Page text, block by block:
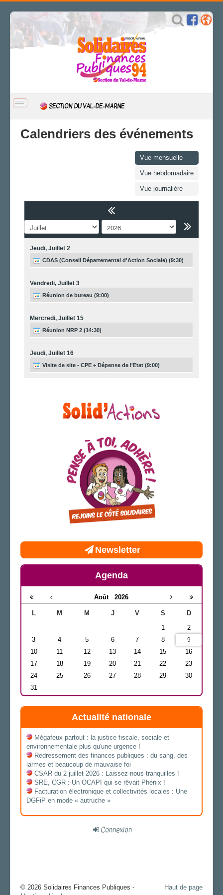
BASCULER
NAVIGATION
SECTION DU VAL-DE-MARNE
L'IDÉE FIP
LA SECTION
AGENDA
Calendriers des événements
Vue mensuelle
Vue hebdomadaire
Vue journalière
Jeudi, Juillet 2
CDAS (Conseil Départemental d'Action Sociale) (9:30)
Vendredi, Juillet 3
Réunion de bureau (9:00)
Mercredi, Juillet 15
Réunion NRP 2 (14:30)
Jeudi, Juillet 16
Visite de site - CPE + Dépense de l'Etat (9:00)
Newsletter
Agenda
Août 2026
L M M J V S
D
1
2
3
4 5 6 7 8 9
10 11 12 13 14 15
16
17
18 19 20 21 22
23
24
25 26 27 28 29
30
31
Actualité nationale
Mégafeux partout : la justice fiscale, sociale et
environnementale plus qu'une urgence !
Redressement des finances publiques : du sang, des
larmes et beaucoup de mauvaise foi
CSAR du 2 juillet 2026 : Laissez-nous tranquilles !
SRE, CGR : Un OCAPI qui se rêvait Phénix !
Facturation électronique et collectivités locales : Une
DGFiP en mode « autruche »
Connexion
Haut de page
© 2026 Solidaires Finances Publiques -